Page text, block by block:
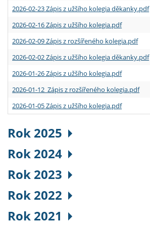
2026-02-23 Zápis z užšího kolegia děkanky.pdf
2026-02-16 Zápis z užšího kolegia.pdf
2026-02-09 Zápis z rozšířeného kolegia.pdf
2026-02-02 Zápis z užšího kolegia děkanky.pdf
2026-01-26 Zápis z užšího kolegia.pdf
2026-01-12 Zápis z rozšířeného kolegia.pdf
2026-01-05 Zápis z užšího kolegia.pdf
Rok 2025
Rok 2024
Rok 2023
Rok 2022
Rok 2021